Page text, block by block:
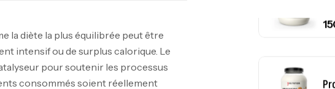
la diète la plus équilibrée peut être
intensif ou de surplus calorique. Le
pour soutenir les processus
consommés soient réellement